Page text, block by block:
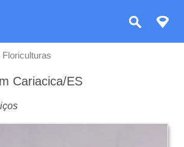
Floriculturas
Cariacica/ES